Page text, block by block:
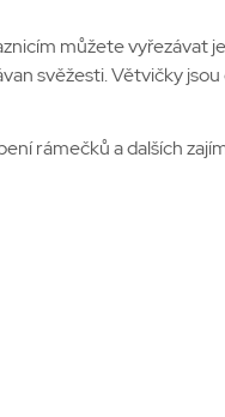
můžete vyřezávat
svěžesti. Větvičky
rámečků a dalších